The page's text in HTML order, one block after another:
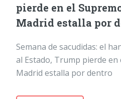
pierde en el
Madrid estalla por
Semana de sacudidas: el
al Estado, Trump pierde en
Madrid estalla por dentro